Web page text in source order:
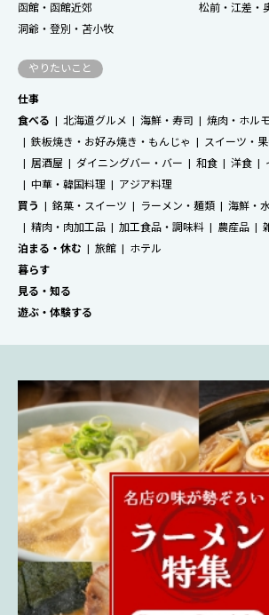
函館・函館近郊
松前・江差・
洞爺・登別・苫小牧
やりたいこと
仕事
食べる
北海道グルメ 海鮮・寿司 焼肉・ホル
鉄板焼き・お好み焼き・もんじゃ
スイーツ・
居酒屋
ダイニングバー・バー 和食 洋食
中華・韓国料理
アジア料理
買う
銘菓・スイーツ ラーメン・麺類
海鮮・
精肉・肉加工品
加工食品・調味料 農産品
泊まる・休む
旅館
ホテル
暮らす
見る・知る
遊ぶ・体験する